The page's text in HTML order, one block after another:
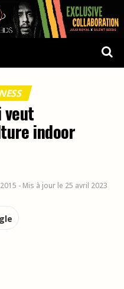
veut
indoor
- Mis à jour le 25 avril 2023